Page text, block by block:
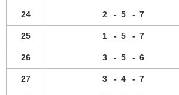
24 2 - 5 - 7
25 1 - 5 - 7
26 3 - 5 - 6
27 3 - 4 - 7